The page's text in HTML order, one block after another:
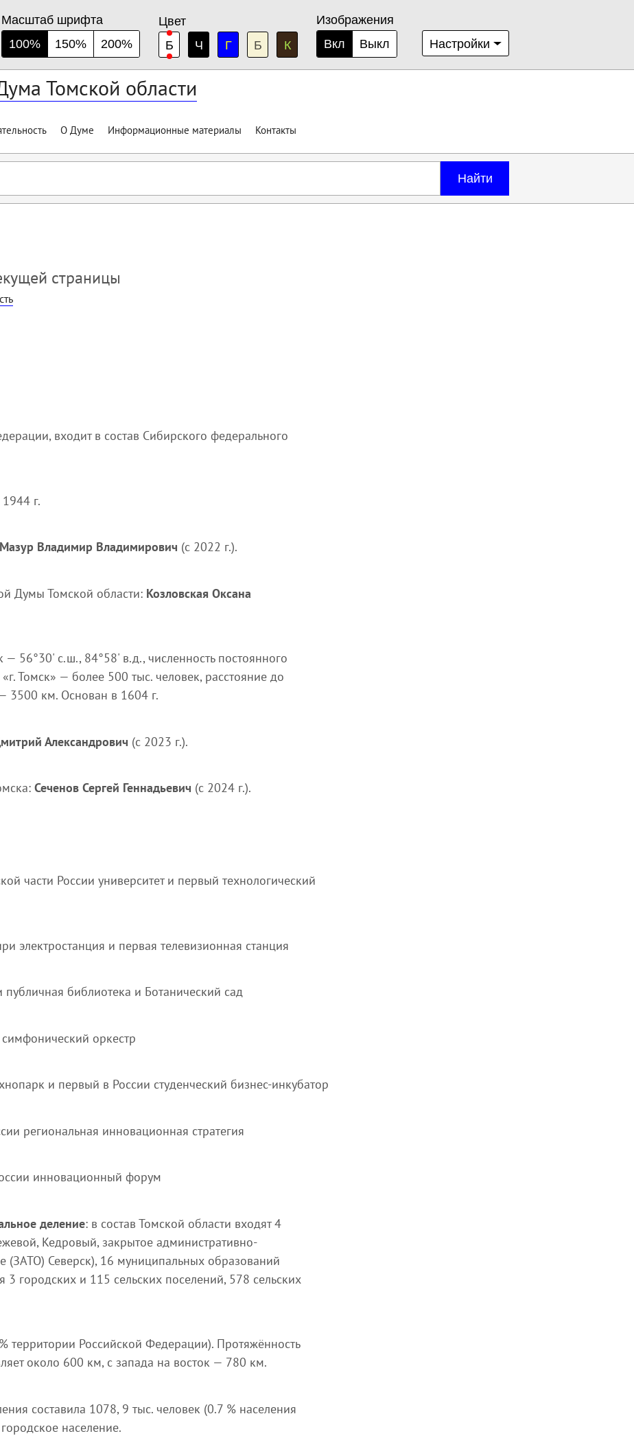
Масштаб шрифта
100%
150% 200%
Цвет
Б
Ч Г Б К
Изображения
Вкл
Выкл Настройки
Томской области
О Думе Информационные материалы Контакты
Найти
страницы
входит в состав Сибирского федерального
г.
Мазур Владимир Владимирович (с 2022 г.).
Думы Томской области: Козловская Оксана
— 56°30' с.ш., 84°58' в.д., численность постоянного
Томск» — более 500 тыс. человек, расстояние до
3500 км. Основан в 1604 г.
Александрович (с 2023 г.).
Сеченов Сергей Геннадьевич (с 2024 г.).
части России университет и первый технологический
электростанция и первая телевизионная станция
библиотека и Ботанический сад
оркестр
и первый в России студенческий бизнес-инкубатор
региональная инновационная стратегия
инновационный форум
деление: в состав Томской области входят 4
Кедровый, закрытое административно-
(ЗАТО) Северск), 16 муниципальных образований
городских и 115 сельских поселений, 578 сельских
территории Российской Федерации). Протяжённость
около 600 км, с запада на восток — 780 км.
составила 1078, 9 тыс. человек (0.7 % населения
население.